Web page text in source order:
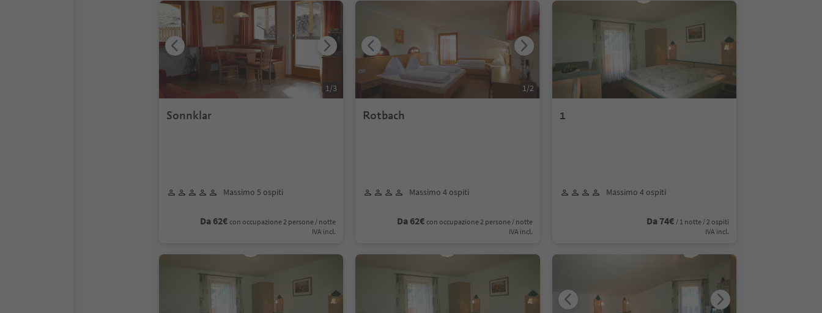
Sonnklar
Massimo 5 ospiti
Da 62€ con occupazione 2 persone / notte
IVA incl.
1/3
Rotbach
Massimo 4 ospiti
Da 62€ con occupazione 2 persone / notte
IVA incl.
1/2
1
Massimo 4 ospiti
Da 74€ / 1 notte / 2 ospiti
IVA incl.